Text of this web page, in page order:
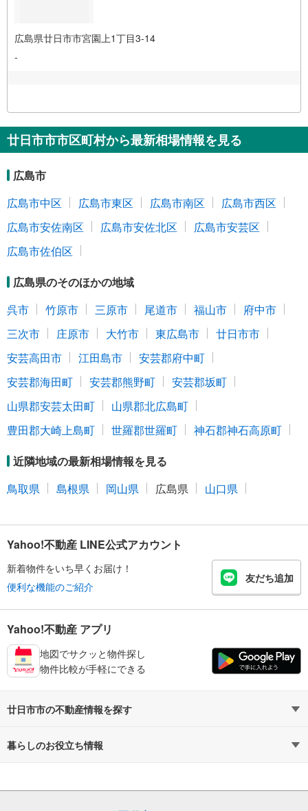
広島県廿日市市宮園上1丁目3-14
-
廿日市市市区町村から最新相場情報を見る
広島市
広島市中区
広島市東区 広島市南区
広島市西区
広島市安佐南区
広島市安佐北区
広島市安芸区
広島市佐伯区
広島県のそのほかの地域
呉市
竹原市 三原市 尾道市 福山市
府中市
三次市
庄原市 大竹市 東広島市
廿日市市
安芸高田市
江田島市
安芸郡府中町
安芸郡海田町
安芸郡熊野町
安芸郡坂町
山県郡安芸太田町
山県郡北広島町
豊田郡大崎上島町
世羅郡世羅町
神石郡神石高原町
近隣地域の最新相場情報を見る
鳥取県
島根県 岡山県 広島県 山口県
Yahoo!不動産 LINE公式アカウント
新着物件をいち早くお届け！
便利な機能のご紹介
友だち追加
Yahoo!不動産 アプリ
地図でサクッと物件探し
物件比較が手軽にできる
廿日市市の不動産情報を探す
不動産・住宅
暮らしのお役立ち情報